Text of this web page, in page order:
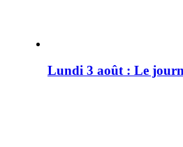
Lundi 3 août : Le